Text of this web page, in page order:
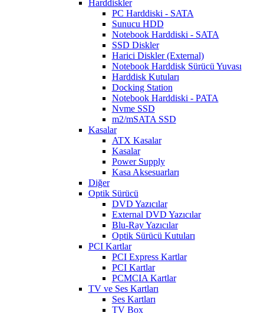
Harddiskler
PC Harddiski - SATA
Sunucu HDD
Notebook Harddiski - SATA
SSD Diskler
Harici Diskler (External)
Notebook Harddisk Sürücü Yuvası
Harddisk Kutuları
Docking Station
Notebook Harddiski - PATA
Nvme SSD
m2/mSATA SSD
Kasalar
ATX Kasalar
Kasalar
Power Supply
Kasa Aksesuarları
Diğer
Optik Sürücü
DVD Yazıcılar
External DVD Yazıcılar
Blu-Ray Yazıcılar
Optik Sürücü Kutuları
PCI Kartlar
PCI Express Kartlar
PCI Kartlar
PCMCIA Kartlar
TV ve Ses Kartları
Ses Kartları
TV Box